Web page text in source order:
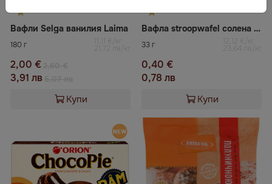
Вафли Selga ванилия Laima
180 г 11,11 €/кг
21,72 лв/кг
2,00 €
3,91 лв
Купи
Вафла stroopwafel солена карамел DEMI
33 г 12,12 €/кг
23,64 лв/кг
0,40 €
0,78 лв
Купи